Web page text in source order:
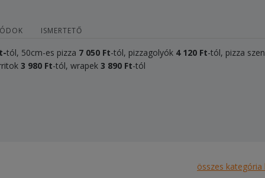
ISMERTETŐ
tól, 50cm-es pizza 7 050 Ft-tól, pizzagolyók 4 120 Ft-tól, pizza
3 980 Ft-tól, wrapek 3 890 Ft-tól
összes kategória